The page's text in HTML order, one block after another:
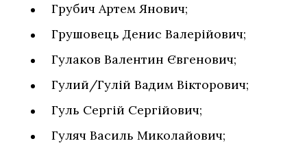
Грубич Артем Янович;
Грушовець Денис Валерійович;
Гулаков Валентин Євгенович;
Гулий/Гулій Вадим Вікторович;
Гуль Сергій Сергійович;
Гуляч Василь Миколайович;